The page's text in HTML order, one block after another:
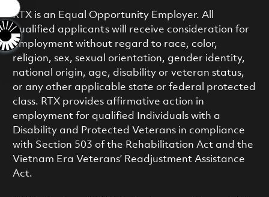
RTX is an Equal Opportunity Employer. All
qualified applicants will receive consideration for
employment without regard to race, color,
religion, sex, sexual orientation, gender identity,
national origin, age, disability or veteran status,
or any other applicable state or federal protected
class. RTX provides affirmative action in
employment for qualified Individuals with a
Disability and Protected Veterans in compliance
with Section 503 of the Rehabilitation Act and the
Vietnam Era Veterans’ Readjustment Assistance
Act.